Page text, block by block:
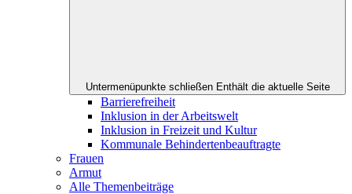
Untermenüpunkte schließen Enthält die aktuelle Seite
Barrierefreiheit
Inklusion in der Arbeitswelt
Inklusion in Freizeit und Kultur
Kommunale Behindertenbeauftragte
Frauen
Armut
Alle Themenbeiträge